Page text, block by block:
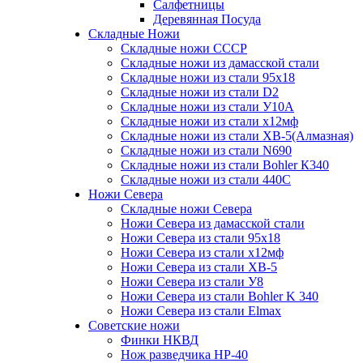
Салфетницы
Деревянная Посуда
Складные Ножи
Cкладные ножи СССР
Складные ножи из дамасской стали
Складные ножи из стали 95х18
Складные ножи из стали D2
Складные ножи из стали У10А
Складные ножи из стали х12мф
Складные ножи из стали ХВ-5(Алмазная)
Складные ножи из стали N690
Складные ножи из стали Bohler К340
Складные ножи из стали 440С
Ножи Севера
Складные ножи Севера
Ножи Севера из дамасской стали
Ножи Севера из стали 95х18
Ножи Севера из стали х12мф
Ножи Севера из стали ХВ-5
Ножи Севера из стали У8
Ножи Севера из стали Bohler K 340
Ножи Севера из стали Elmax
Советские ножи
Финки НКВД
Нож разведчика НР-40